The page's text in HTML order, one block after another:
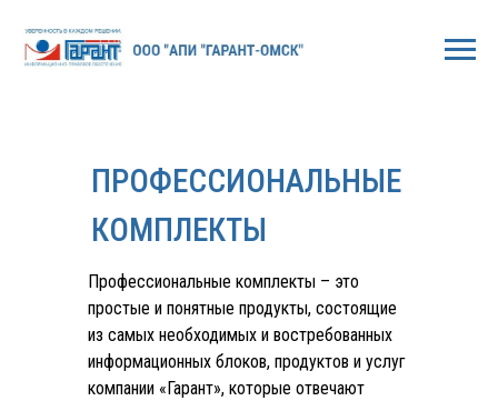
Профессиональные комплекты – это
простые и понятные продукты, состоящие
из самых необходимых и востребованных
информационных блоков, продуктов и услуг
компании «Гарант», которые отвечают
ПРОФЕССИОНАЛЬНЫЕ
КОМПЛЕКТЫ